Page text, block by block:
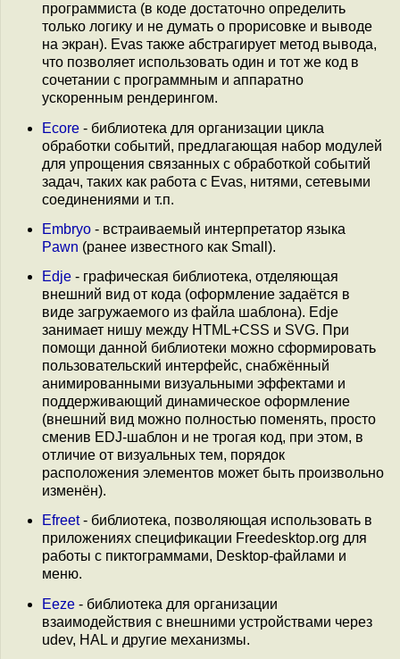
программиста (в коде достаточно определить
только логику и не думать о прорисовке и выводе
на экран). Evas также абстрагирует метод вывода,
что позволяет использовать один и тот же код в
сочетании с программным и аппаратно
ускоренным рендерингом.
Ecore - библиотека для организации цикла
обработки событий, предлагающая набор модулей
для упрощения связанных с обработкой событий
задач, таких как работа с Evas, нитями, сетевыми
соединениями и т.п.
Embryo - встраиваемый интерпретатор языка
Pawn (ранее известного как Small).
Edje - графическая библиотека, отделяющая
внешний вид от кода (оформление задаётся в
виде загружаемого из файла шаблона). Edje
занимает нишу между HTML+CSS и SVG. При
помощи данной библиотеки можно сформировать
пользовательский интерфейс, снабжённый
анимированными визуальными эффектами и
поддерживающий динамическое оформление
(внешний вид можно полностью поменять, просто
сменив EDJ-шаблон и не трогая код, при этом, в
отличие от визуальных тем, порядок
расположения элементов может быть произвольно
изменён).
Efreet- библиотека, позволяющая использовать в
приложениях спецификации Freedesktop.org для
работы с пиктограммами, Desktop-файлами и
меню.
Eeze - библиотека для организации
взаимодействия с внешними устройствами через
udev, HAL и другие механизмы.